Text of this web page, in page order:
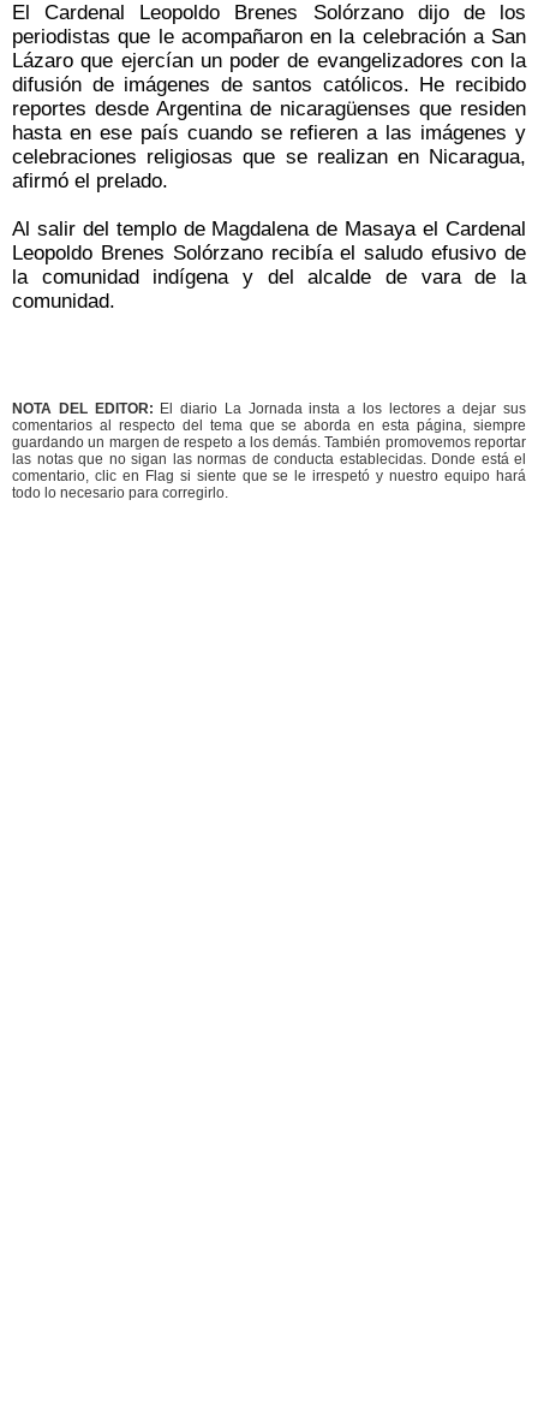
El Cardenal Leopoldo Brenes Solórzano dijo de los
periodistas que le acompañaron en la celebración a San
Lázaro que ejercían un poder de evangelizadores con la
difusión de imágenes de santos católicos. He recibido
reportes desde Argentina de nicaragüenses que residen
hasta en ese país cuando se refieren a las imágenes y
celebraciones religiosas que se realizan en Nicaragua,
afirmó el prelado.
Al salir del templo de Magdalena de Masaya el Cardenal
Leopoldo Brenes Solórzano recibía el saludo efusivo de
la comunidad indígena y del alcalde de vara de la
comunidad.
NOTA DEL EDITOR: El diario La Jornada insta a los lectores a dejar sus
comentarios al respecto del tema que se aborda en esta página, siempre
guardando un margen de respeto a los demás. También promovemos reportar
las notas que no sigan las normas de conducta establecidas. Donde está el
comentario, clic en Flag si siente que se le irrespetó y nuestro equipo hará
todo lo necesario para corregirlo.